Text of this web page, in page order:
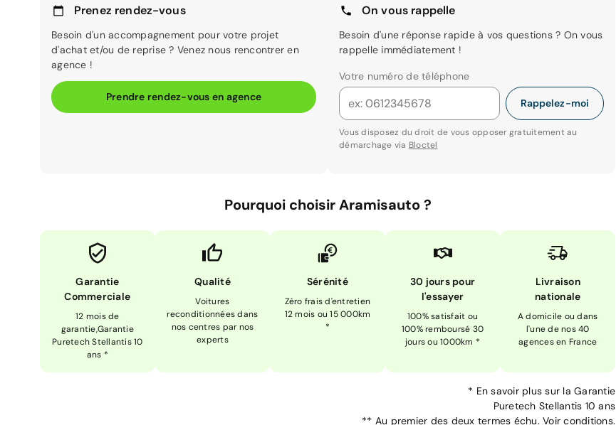
Prenez rendez-vous
Besoin d'un accompagnement pour votre projet
d'achat et/ou de reprise ? Venez nous rencontrer en
agence !
Prendre rendez-vous en agence
On vous rappelle
Besoin d'une réponse rapide à vos questions ? On vous
rappelle immédiatement !
Votre numéro de téléphone
Rappelez-moi
Vous disposez du droit de vous opposer gratuitement au
démarchage via Bloctel
Pourquoi choisir Aramisauto ?
Garantie
Commerciale
12 mois de
garantie,Garantie
Puretech Stellantis 10
ans *
Qualité
Voitures
reconditionnées dans
nos centres par nos
experts
Sérénité
Zéro frais d'entretien
12 mois ou 15 000km
*
30 jours pour
l'essayer
100% satisfait ou
100% remboursé 30
jours ou 1000km *
Livraison
nationale
A domicile ou dans
l'une de nos 40
agences en France
* En savoir plus sur la Garantie
Puretech Stellantis 10 ans
** Au premier des deux termes échu. Voir conditions.